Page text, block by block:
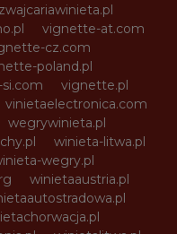
vignette-at.com
cz.com
poland.pl
vignette.pl
vinietaelectronica.com
wegrywinieta.pl
winieta-litwa.pl
wegry.pl
winietaaustria.pl